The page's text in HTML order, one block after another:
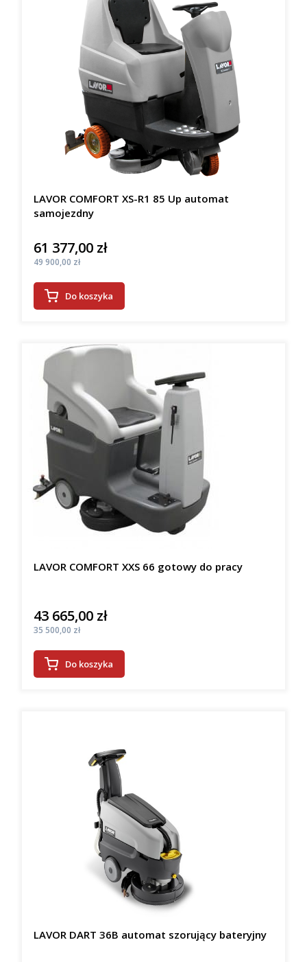
LAVOR COMFORT XS-R1 85 Up automat
samojezdny
Cena
61 377,00 zł
Cena
49 900,00 zł
Do koszyka
LAVOR COMFORT XXS 66 gotowy do pracy
Cena
43 665,00 zł
Cena
35 500,00 zł
Do koszyka
LAVOR DART 36B automat szorujący bateryjny